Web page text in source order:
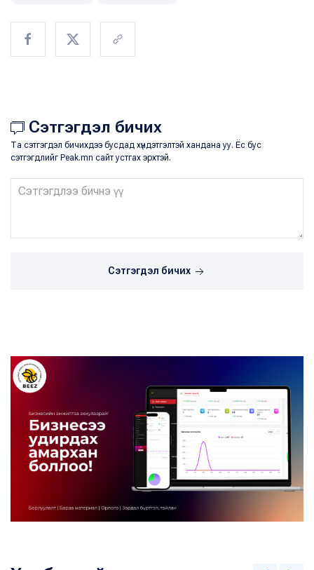
Сэтгэгдэл бичих
Та сэтгэгдэл бичихдээ бусдад хүндэтгэлтэй хандана уу. Ёс бус
сэтгэгдлийг Peak.mn сайт устгах эрхтэй.
Сэтгэгдэл бичих